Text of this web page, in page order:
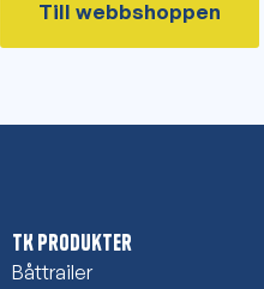
Till webbshoppen
TK Produkter
Båttrailer